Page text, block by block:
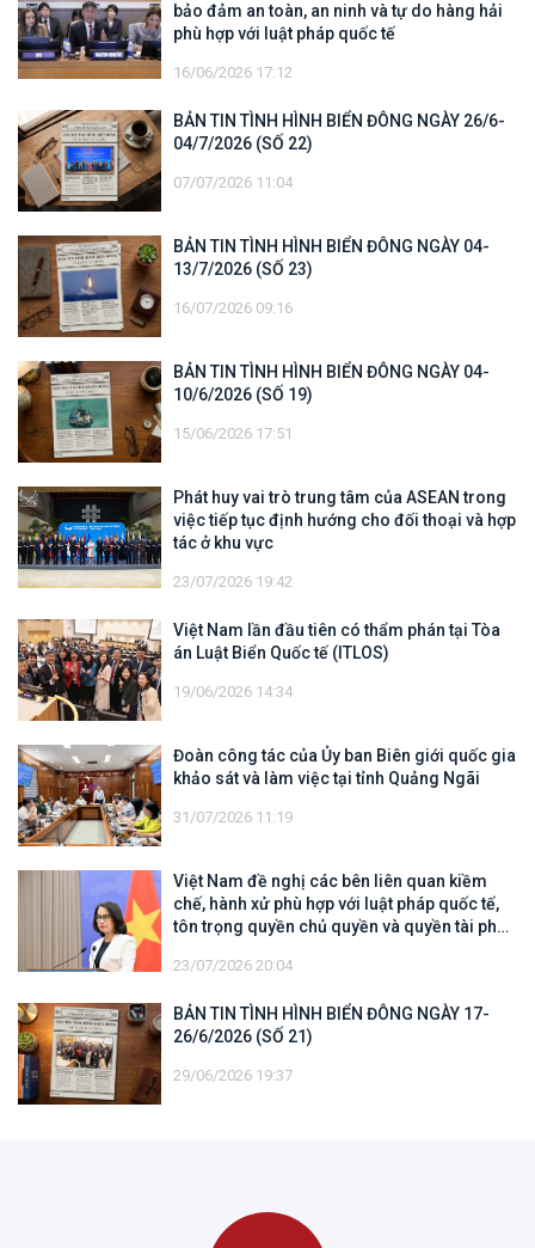
bảo đảm an toàn, an ninh và tự do hàng hải
phù hợp với luật pháp quốc tế
16/06/2026 17:12
BẢN TIN TÌNH HÌNH BIỂN ĐÔNG NGÀY 26/6-
04/7/2026 (SỐ 22)
07/07/2026 11:04
BẢN TIN TÌNH HÌNH BIỂN ĐÔNG NGÀY 04-
13/7/2026 (SỐ 23)
16/07/2026 09:16
BẢN TIN TÌNH HÌNH BIỂN ĐÔNG NGÀY 04-
10/6/2026 (SỐ 19)
15/06/2026 17:51
Phát huy vai trò trung tâm của ASEAN trong
việc tiếp tục định hướng cho đối thoại và hợp
tác ở khu vực
23/07/2026 19:42
Việt Nam lần đầu tiên có thẩm phán tại Tòa
án Luật Biển Quốc tế (ITLOS)
19/06/2026 14:34
Đoàn công tác của Ủy ban Biên giới quốc gia
khảo sát và làm việc tại tỉnh Quảng Ngãi
31/07/2026 11:19
Việt Nam đề nghị các bên liên quan kiềm
chế, hành xử phù hợp với luật pháp quốc tế,
tôn trọng quyền chủ quyền và quyền tài phán
địa của quốc gia ven biển
23/07/2026 20:04
BẢN TIN TÌNH HÌNH BIỂN ĐÔNG NGÀY 17-
26/6/2026 (SỐ 21)
29/06/2026 19:37